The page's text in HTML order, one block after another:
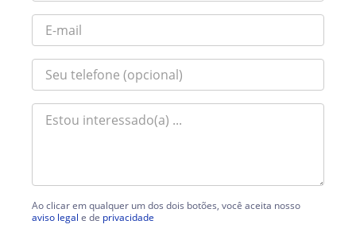
Ao clicar em qualquer um dos dois botões, você aceita nosso
aviso legal e de privacidade